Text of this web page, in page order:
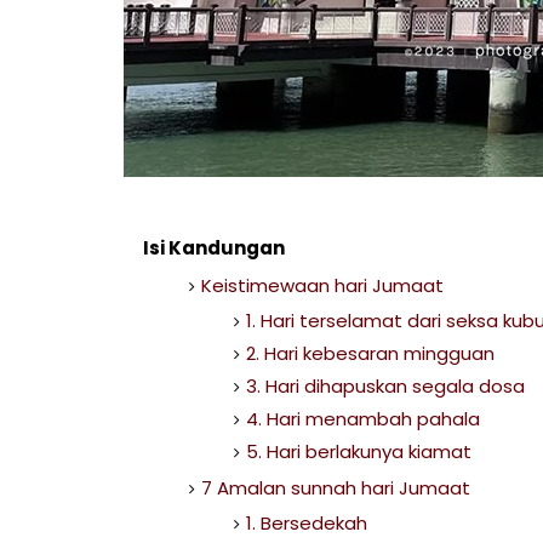
Isi Kandungan
Keistimewaan hari Jumaat
1. Hari terselamat dari seksa
2. Hari kebesaran mingguan
3. Hari dihapuskan segala dosa
4. Hari menambah pahala
5. Hari berlakunya kiamat
7 Amalan sunnah hari Jumaat
1. Bersedekah